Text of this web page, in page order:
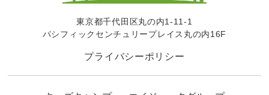
東京都千代田区丸の内1-11-1
パシフィックセンチュリープレイス丸の内16F
プライバシーポリシー